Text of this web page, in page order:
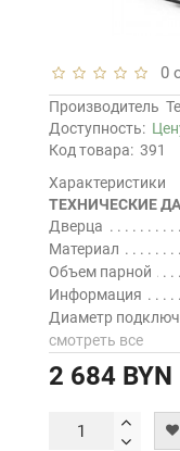
0
Производитель
Доступность:
Код товара: 391
Характеристики
ТЕХНИЧЕСКИЕ
Дверца
Материал
Объем парной
Информация
Диаметр
смотреть все
2 684 BYN